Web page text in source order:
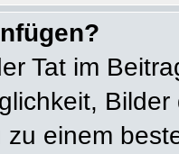
Tat im
zu einem